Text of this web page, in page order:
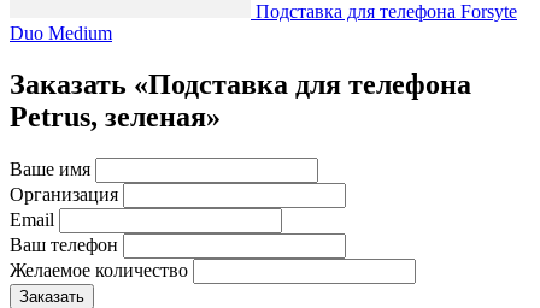
Подставка для телефона Forsyte
Duo Medium
Заказать «Подставка для телефона
Petrus, зеленая»
Ваше имя
Организация
Email
Ваш телефон
Желаемое количество
Заказать